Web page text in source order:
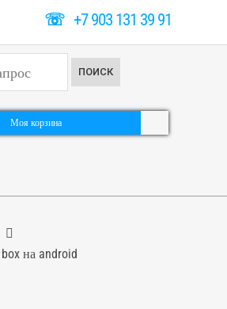
☏+7 903 131 39 91
ПОИСК
Моя корзина
на android